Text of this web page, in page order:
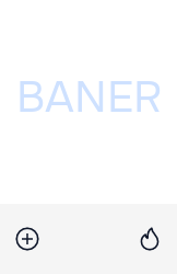
Разместить рекламу на сайте